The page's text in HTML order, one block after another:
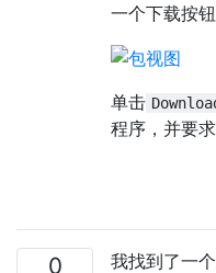
一个下载按钮
单击
程序，并要求
0 我找到了一个